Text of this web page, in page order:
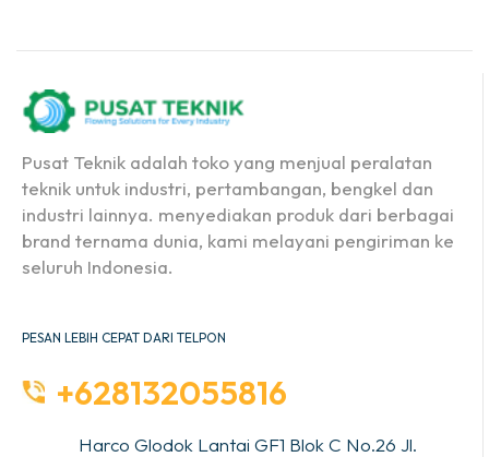
Pusat Teknik adalah toko yang menjual peralatan
teknik untuk industri, pertambangan, bengkel dan
industri lainnya. menyediakan produk dari berbagai
brand ternama dunia, kami melayani pengiriman ke
seluruh Indonesia.
PESAN LEBIH CEPAT DARI TELPON
+628132055816
Harco Glodok Lantai GF1 Blok C No.26 Jl.